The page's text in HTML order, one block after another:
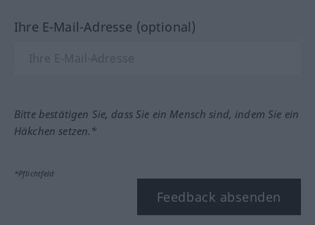
Ihre E-Mail-Adresse (optional)
Bitte bestätigen Sie, dass Sie ein Mensch sind, indem Sie ein
Häkchen setzen.*
*Pflichtfeld
Feedback absenden